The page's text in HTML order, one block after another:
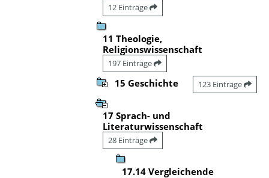
12 Einträge
11 Theologie,
Religionswissenschaft
197 Einträge
15 Geschichte 123 Einträge
17 Sprach- und
Literaturwissenschaft
28 Einträge
17.14 Vergleichende